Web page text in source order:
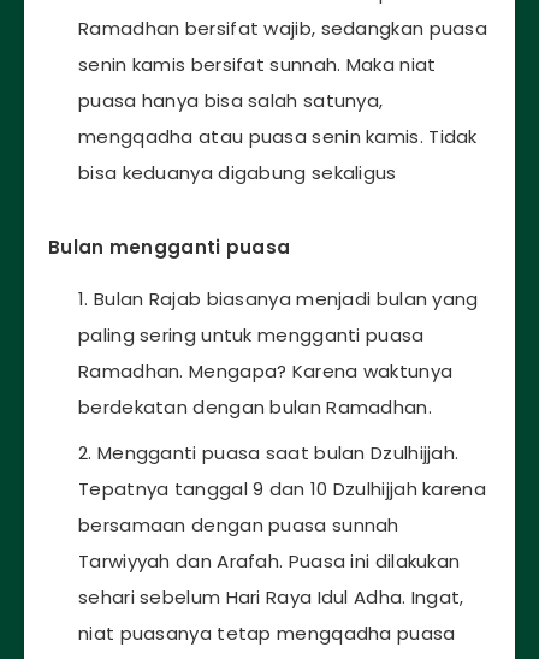
Ramadhan bersifat wajib, sedangkan puasa
senin kamis bersifat sunnah. Maka niat
puasa hanya bisa salah satunya,
mengqadha atau puasa senin kamis. Tidak
bisa keduanya digabung sekaligus
Bulan mengganti puasa
Bulan Rajab biasanya menjadi bulan yang
paling sering untuk mengganti puasa
Ramadhan. Mengapa? Karena waktunya
berdekatan dengan bulan Ramadhan.
Mengganti puasa saat bulan Dzulhijjah.
Tepatnya tanggal 9 dan 10 Dzulhijjah karena
bersamaan dengan puasa sunnah
Tarwiyyah dan Arafah. Puasa ini dilakukan
sehari sebelum Hari Raya Idul Adha. Ingat,
niat puasanya tetap mengqadha puasa